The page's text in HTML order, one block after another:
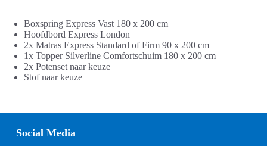
Boxspring Express Vast 180 x 200 cm
Hoofdbord Express London
2x Matras Express Standard of Firm 90 x 200 cm
1x Topper Silverline Comfortschuim 180 x 200 cm
2x Potenset naar keuze
Stof naar keuze
Social Media